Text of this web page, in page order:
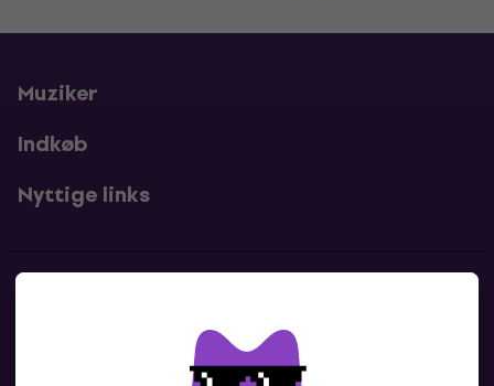
Muziker
Indkøb
Nyttige links
Kontakt os